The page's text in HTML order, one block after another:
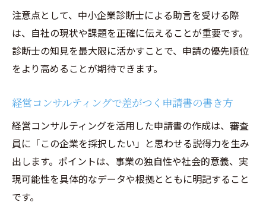
注意点として、中小企業診断士による助言を受ける際
は、自社の現状や課題を正確に伝えることが重要です。
診断士の知見を最大限に活かすことで、申請の優先順位
をより高めることが期待できます。
経営コンサルティングで差がつく申請書の書き方
経営コンサルティングを活用した申請書の作成は、審査
員に「この企業を採択したい」と思わせる説得力を生み
出します。ポイントは、事業の独自性や社会的意義、実
現可能性を具体的なデータや根拠とともに明記すること
です。